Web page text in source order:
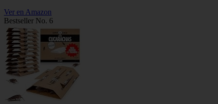
Ver en Amazon
Bestseller No. 6